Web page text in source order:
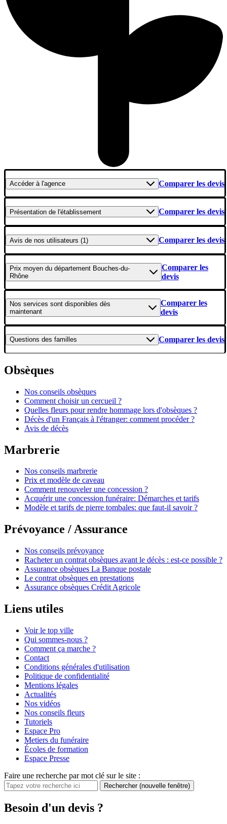
Accéderà l'agence Comparer les devis
Présentation de l'établissement Comparer les devis
Avis de nos utilisateurs (1) Comparer les devis
Prix moyen du département Bouches-du-
Rhône
Comparer les
devis
Nos services sont disponibles dès
maintenant
Comparer les
devis
Questions des familles Comparer les devis
Obsèques
Nos conseils obsèques
Comment choisir un cercueil ?
Quelles fleurs pour rendre hommage lors d'obsèques ?
Décès d'un Français à l'étranger: comment procéder ?
Avis de décès
Marbrerie
Nos conseils marbrerie
Prix et modèle de caveau
Comment renouveler une concession ?
Acquérir une concession funéraire: Démarches et tarifs
Modèle et tarifs de pierre tombales: que faut-il savoir ?
Prévoyance / Assurance
Nos conseils prévoyance
Racheter un contrat obsèques avant le décès : est-ce possible ?
Assurance obsèques La Banque postale
Le contrat obsèques en prestations
Assurance obsèques Crédit Agricole
Liens utiles
Voir le top ville
Qui sommes-nous ?
Comment ça marche ?
Contact
Conditions générales d'utilisation
Politique de confidentialité
Mentions légales
Actualités
Nos vidéos
Nos conseils fleurs
Tutoriels
Espace Pro
Metiers du funéraire
Écoles de formation
Espace Presse
Faire une recherche par mot clé sur le site :
Rechercher (nouvelle fenêtre)
Besoin d'un devis ?